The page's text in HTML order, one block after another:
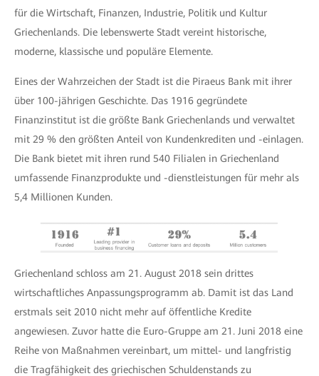
für die Wirtschaft, Finanzen, Industrie, Politik und Kultur
Griechenlands. Die lebenswerte Stadt vereint historische,
moderne, klassische und populäre Elemente.
Eines der Wahrzeichen der Stadt ist die Piraeus Bank mit ihrer
über 100-jährigen Geschichte. Das 1916 gegründete
Finanzinstitut ist die größte Bank Griechenlands und verwaltet
mit 29 % den größten Anteil von Kundenkrediten und -einlagen.
Die Bank bietet mit ihren rund 540 Filialen in Griechenland
umfassende Finanzprodukte und -dienstleistungen für mehr als
5,4 Millionen Kunden.
Griechenland schloss am 21. August 2018 sein drittes
wirtschaftliches Anpassungsprogramm ab. Damit ist das Land
erstmals seit 2010 nicht mehr auf öffentliche Kredite
angewiesen. Zuvor hatte die Euro-Gruppe am 21. Juni 2018 eine
Reihe von Maßnahmen vereinbart, um mittel- und langfristig
die Tragfähigkeit des griechischen Schuldenstands zu